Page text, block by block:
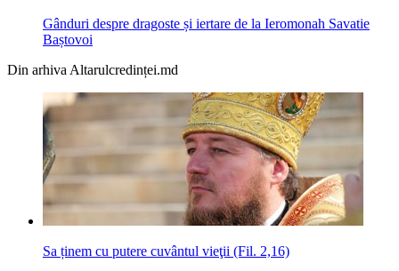
Gânduri despre dragoste și iertare de la Ieromonah Savatie
Baștovoi
Din arhiva Altarulcredinței.md
Sa ținem cu putere cuvântul vieţii (Fil. 2,16)